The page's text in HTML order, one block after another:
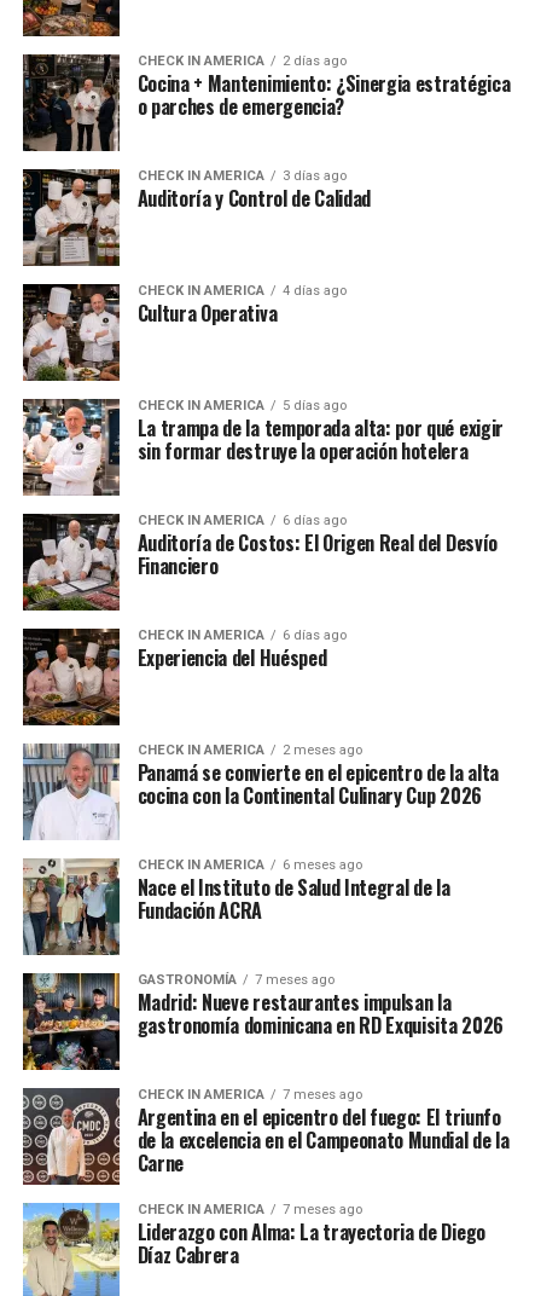
CHECK IN AMERICA 2 días ago
Cocina + Mantenimiento: ¿Sinergia estratégica
o parches de emergencia?
CHECK IN AMERICA 3 días ago
Auditoría y Control de Calidad
CHECK IN AMERICA 4 días ago
Cultura Operativa
CHECK IN AMERICA 5 días ago
La trampa de la temporada alta: por qué exigir
sin formar destruye la operación hotelera
CHECK IN AMERICA 6 días ago
Auditoría de Costos: El Origen Real del Desvío
Financiero
CHECK IN AMERICA 6 días ago
Experiencia del Huésped
CHECK IN AMERICA 2 meses ago
Panamá se convierte en el epicentro de la alta
cocina con la Continental Culinary Cup 2026
CHECK IN AMERICA 6 meses ago
Nace el Instituto de Salud Integral de la
Fundación ACRA
GASTRONOMÍA 7 meses ago
Madrid: Nueve restaurantes impulsan la
gastronomía dominicana en RD Exquisita 2026
CHECK IN AMERICA 7 meses ago
Argentina en el epicentro del fuego: El triunfo
de la excelencia en el Campeonato Mundial de la
Carne
CHECK IN AMERICA 7 meses ago
Liderazgo con Alma: La trayectoria de Diego
Díaz Cabrera